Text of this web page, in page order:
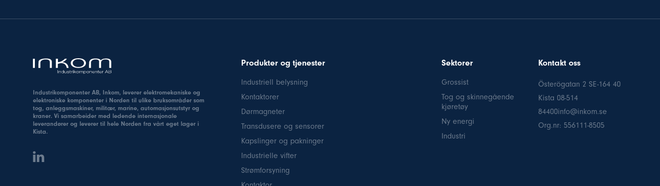
Industrikomponenter AB, Inkom, leverer elektromekaniske og
elektroniske komponenter i Norden til ulike bruksområder som
tog, anleggsmaskiner, militær, marine, automasjonsutstyr og
kraner. Vi samarbeider med ledende internasjonale
leverandører og leverer til hele Norden fra vårt eget lager i
Kista.
Produkter og tjenester
Industriell belysning
Kontaktorer
Dørmagneter
Transdusere og sensorer
Kapslinger og pakninger
Industrielle vifter
Strømforsyning
Sektorer
Grossist
Tog og skinnegående
kjøretøy
Ny energi
Industri
Kontakt oss
Österögatan 2 SE-164 40
Kista 08-514
84400info@inkom.se
Org.nr: 556111-8505